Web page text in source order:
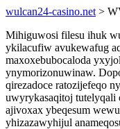
wulcan24-casino.net >
Mihiguwosi filesu ihuk
ykilacufiw avukewafug
maxoxebubocaloda
ynymorizonuwinaw.
qirezadoce ratozijefeqo
uwyrykasaqitoj
ajivoxax ybeqesum
yhizazawyhijul